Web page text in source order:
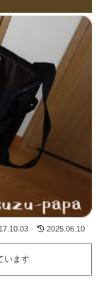
2025.06.10
います